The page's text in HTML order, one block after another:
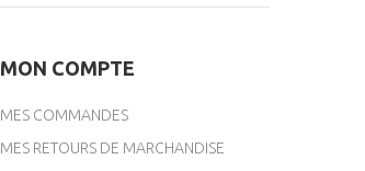
MON COMPTE
MES COMMANDES
MES RETOURS DE MARCHANDISE